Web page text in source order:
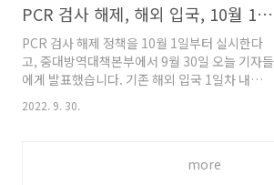
각으로는 천연 냉방 ..
장점, 단점, 지원 폰 종류 일본, 베트남, 태국
esim 설치방법 설명과 최근 가격 그리고, 장점,
단점에 대해 알아보고, 선택에 도움이 되는 정보
공유입니다. 또한 esim을 지원하는 기종은 어떤
폰들이 있는지도 알아보겠습니
tripeditor.tistory.com 유럽 esim, 유심 가격
PCR 검사 해제, 해외 입국, 10월 1일 실시, 원인, 다른 완화 정책
PCR 검사 해제 정책을 10월 1일부터 실시한다
고, 중대방역대책본부에서 9월 30일 오늘 기자들
에게 발표했습니다. 기존 해외 입국 1일차 내에
코로나 검사를 받는 것을 폐지한다는 게 주요 내
용이며, 10월부터 더 완화된 새로운 정책이 실시
코로나를 치명적인 전염병이 아니라, 독감 정도
2022. 9. 30.
more